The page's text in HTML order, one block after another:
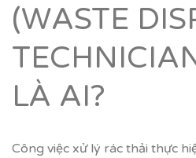
(WASTE
LÀ AI?
Công việc xử lý rác thải thực